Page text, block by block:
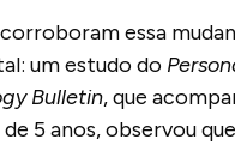
essa
um estudo do
Bulletin, que
5 anos, observou